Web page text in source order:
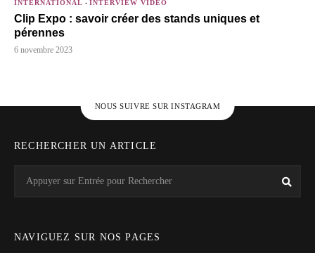
INTERNATIONAL - INTERVIEW VIDÉO
Clip Expo : savoir créer des stands uniques et
pérennes
6 novembre 2023
NOUS SUIVRE SUR INSTAGRAM
RECHERCHER UN ARTICLE
for:
NAVIGUEZ SUR NOS PAGES